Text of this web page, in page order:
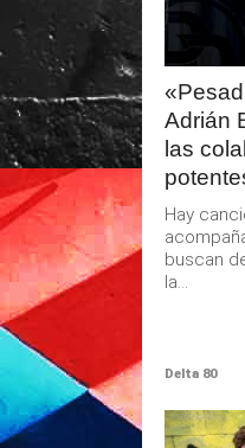
Adrián
las
Hay
buscan
la...
Delta 80